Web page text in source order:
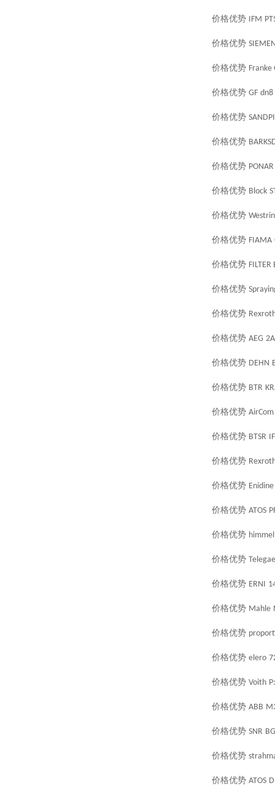
价格优势 IFM
价格优势
价格优势 Franke
价格优势 GF dn8
价格优势
价格优势
价格优势 PONAR
价格优势 Block
价格优势
价格优势 FIAMA
价格优势 FILTER
价格优势
价格优势
价格优势 AEG
价格优势 DEHN
价格优势 BTR
价格优势 AirCom
价格优势 BTSR
价格优势
价格优势 Enidine
价格优势 ATOS
价格优势 himmel
价格优势
价格优势 ERNI
价格优势 Mahle
价格优势
价格优势 elero
价格优势 Voith
价格优势 ABB
价格优势 SNR
价格优势
价格优势 ATOS